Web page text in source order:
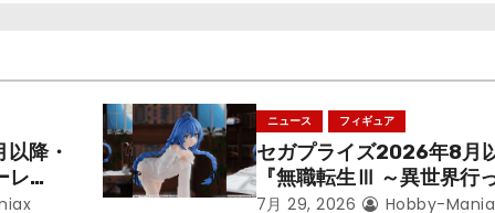
降・
レ
にな
ニュース フィギュア
セガプライズ2026年8月
『無職転生Ⅲ ～異世界行
本気だす～』から「ロキシ
7月 29, 2026 Hobby-